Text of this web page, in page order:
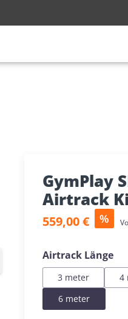
GymPlay
Airtrack
Verkaufspreis:
559,00 € %
Airtrack Länge
3 meter 4
6 meter